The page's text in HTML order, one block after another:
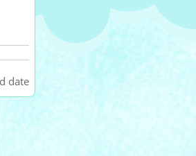
date